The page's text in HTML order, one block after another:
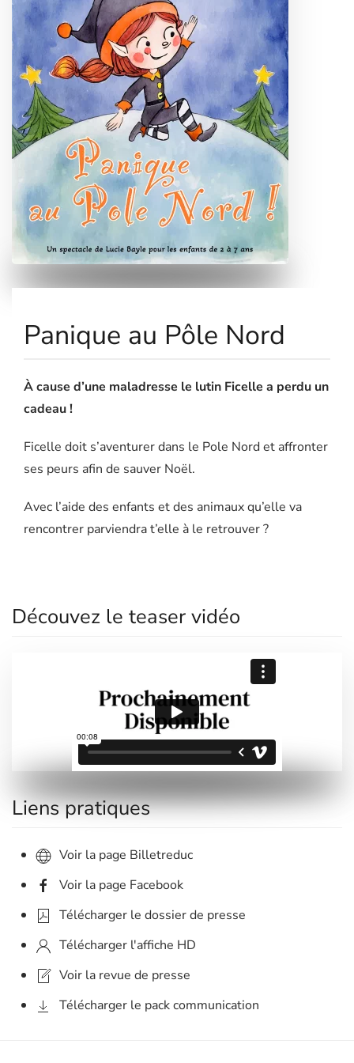
Panique au Pôle Nord
À cause d’une maladresse le lutin Ficelle a perdu un
cadeau !
Ficelle doit s’aventurer dans le Pole Nord et affronter
ses peurs afin de sauver Noël.
Avec l’aide des enfants et des animaux qu’elle va
rencontrer parviendra t’elle à le retrouver ?
Découvez le teaser vidéo
Liens pratiques
Voir la page Billetreduc
Voir la page Facebook
Télécharger le dossier de presse
Télécharger l'affiche HD
Voir la revue de presse
Télécharger le pack communication